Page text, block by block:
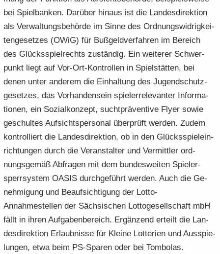
bei Spiel­ban­ken. Dar­über hin­aus ist die Lan­des­di­rek­ti­on
als Ver­wal­tungs­be­hör­de im Sinne des Ord­nungs­wid­rig­kei­
ten­ge­set­zes (OWiG) für Buß­geld­ver­fah­ren im Be­reich
des Glücks­spiel­rechts zu­stän­dig. Ein wei­te­rer Schwer­
punkt liegt auf Vor-​Ort-Kontrollen in Spiel­stät­ten, bei
denen unter an­de­rem die Ein­hal­tung des Ju­gend­schutz­
ge­set­zes, das Vor­han­den­sein spie­l­er­re­le­van­ter In­for­ma­
tio­nen, ein So­zi­al­kon­zept, sucht­prä­ven­ti­ve Flyer sowie
ge­schul­tes Auf­sichts­per­so­nal über­prüft wer­den. Zudem
kon­trol­liert die Lan­des­di­rek­ti­on, ob in den Glücks­spiel­ein­
rich­tun­gen durch die Ver­an­stal­ter und Ver­mitt­ler ord­
nungs­ge­mäß Ab­fra­gen mit dem bun­des­wei­ten Spie­ler­
sperr­sys­tem OASIS durch­ge­führt wer­den. Auch die Ge­
neh­mi­gung und Be­auf­sich­ti­gung der Lotto-​
Annahmestellen der Säch­si­schen Lot­to­ge­sell­schaft mbH
fällt in ihren Auf­ga­ben­be­reich. Er­gän­zend er­teilt die Lan­
des­di­rek­ti­on Er­laub­nis­se für Klei­ne Lot­te­rien und Aus­spie­
lun­gen, etwa beim PS-​Sparen oder bei Tom­bo­las.